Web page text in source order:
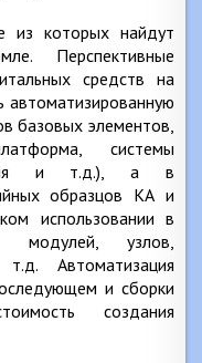
из которых найдут
Перспективные
средств на
базовых элементов,
системы
и т.д.), а в
образцов КА и
использовании в
модулей, узлов,
Автоматизация
и сборки
создания